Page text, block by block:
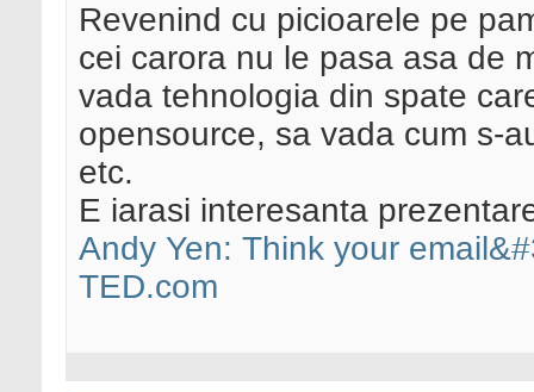
Revenind cu picioarele pe
cei carora nu le pasa asa de
vada tehnologia din spate
opensource, sa vada cum s-
etc.
E iarasi interesanta
Andy Yen: Think your
TED.com